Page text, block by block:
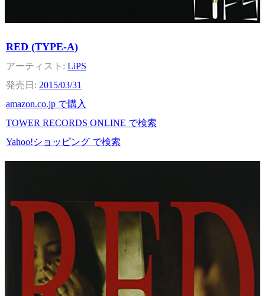
RED (TYPE-A)
LiPS
2015/03/31
amazon.co.jp で購入
TOWER RECORDS ONLINE で検索
Yahoo!ショッピング で検索